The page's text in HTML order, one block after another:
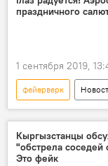
праздничного
1 сентября 2019,
фейерверк
Кыргызстан
Кыргызстанцы
"обстрела соседей
Это фейк